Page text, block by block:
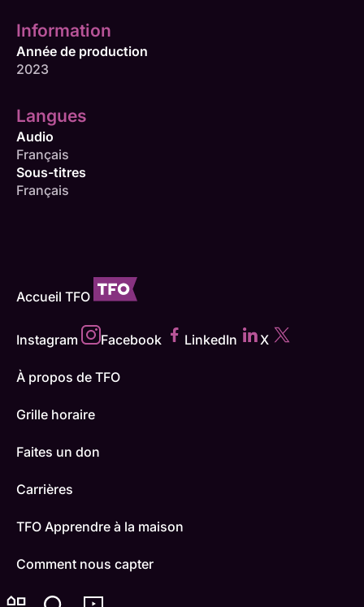
Information
Année de production
2023
Langues
Audio
Français
Sous-titres
Français
Accueil TFO
Instagram Facebook LinkedIn X
À propos de TFO
Grille horaire
Faites un don
Carrières
TFO Apprendre à la maison
Comment nous capter
Contactez-nous